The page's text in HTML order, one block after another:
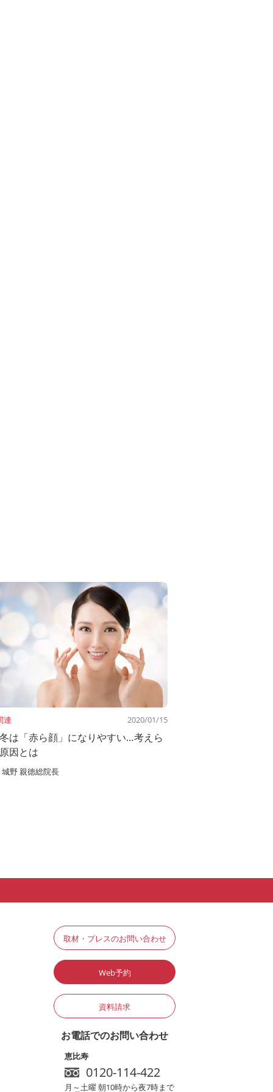
連 2020/01/15
は「赤ら顔」になりやすい…考えら
因とは
城野 親徳総院長
取材・プレスのお問い合わせ
Web予約
資料請求
お電話でのお問い合わせ
恵比寿
0120-114-422
月～土曜 朝10時から夜7時まで